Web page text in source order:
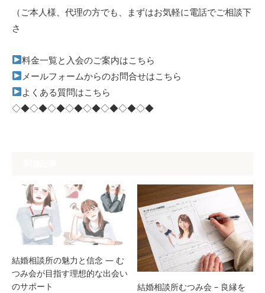
（ご本人様、代理の方でも、まずはお気軽に電話でご相談下
さ
料金一覧と入会のご案内はこちら
メールフォームからのお問合せはこちら
よくある質問はこちら
◇◆◇◆◇◆◇◆◇◆◇◆◇◆◇◆
結婚相談所の魅力と信念 — む
つみ会が目指す理想的な出会い
のサポート
結婚相談所むつみ会 – 良縁を